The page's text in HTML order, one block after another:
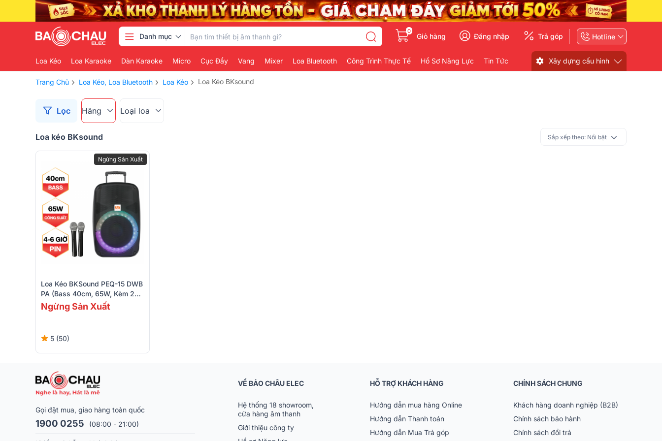
Danh mục
0
Giỏ hàng Đăng nhập Trả góp Hotline
Loa Kéo Loa Karaoke Dàn Karaoke Micro Cục Đẩy Vang Mixer Loa Bluetooth Công Trình Thực Tế Hồ Sơ Năng Lực Tin Tức Xây dựng cấu hình
Trang Chủ › Loa Kéo, Loa Bluetooth › Loa Kéo › Loa Kéo BKsound
Lọc Hãng Loại loa
Loa kéo BKsound Sắp xếp theo: Nổi bật
Ngừng Sản Xuất
Loa Kéo BKSound PEQ-15 DWB
PA (Bass 40cm, 65W, Kèm 2
Micro, Pin 4-6h)
Ngừng Sản Xuất
5 (50)
Gọi đặt mua, giao hàng toàn quốc
1900 0255 (08:00 - 21:00)
VỀ BẢO CHÂU ELEC
Hệ thống 18 showroom,
cửa hàng âm thanh
Giới thiệu công ty
HỖ TRỢ KHÁCH HÀNG
Hướng dẫn mua hàng Online
Hướng dẫn Thanh toán
Hướng dẫn Mua Trả góp
CHÍNH SÁCH CHUNG
Khách hàng doanh nghiệp (B2B)
Chính sách bảo hành
Chính sách đổi trả